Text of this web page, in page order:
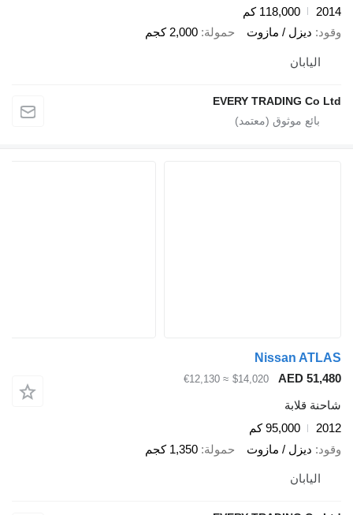
118,000 كم
/ مازوت
حمولة 2,000 كجم
EVERY
Nissan
$14,020
≈ €12,130
95,000 كم
/ مازوت
حمولة 1,350 كجم